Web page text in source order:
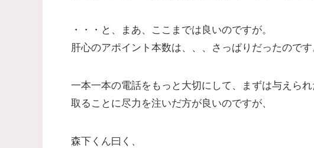
・・・と、まあ、ここまでは良いのですが。
肝心のアポイント本数は、、、さっぱりだったのです
一本一本の電話をもっと大切にして、まずは与えら
取ることに尽力を注いだ方が良いのですが、
森下くん曰く、